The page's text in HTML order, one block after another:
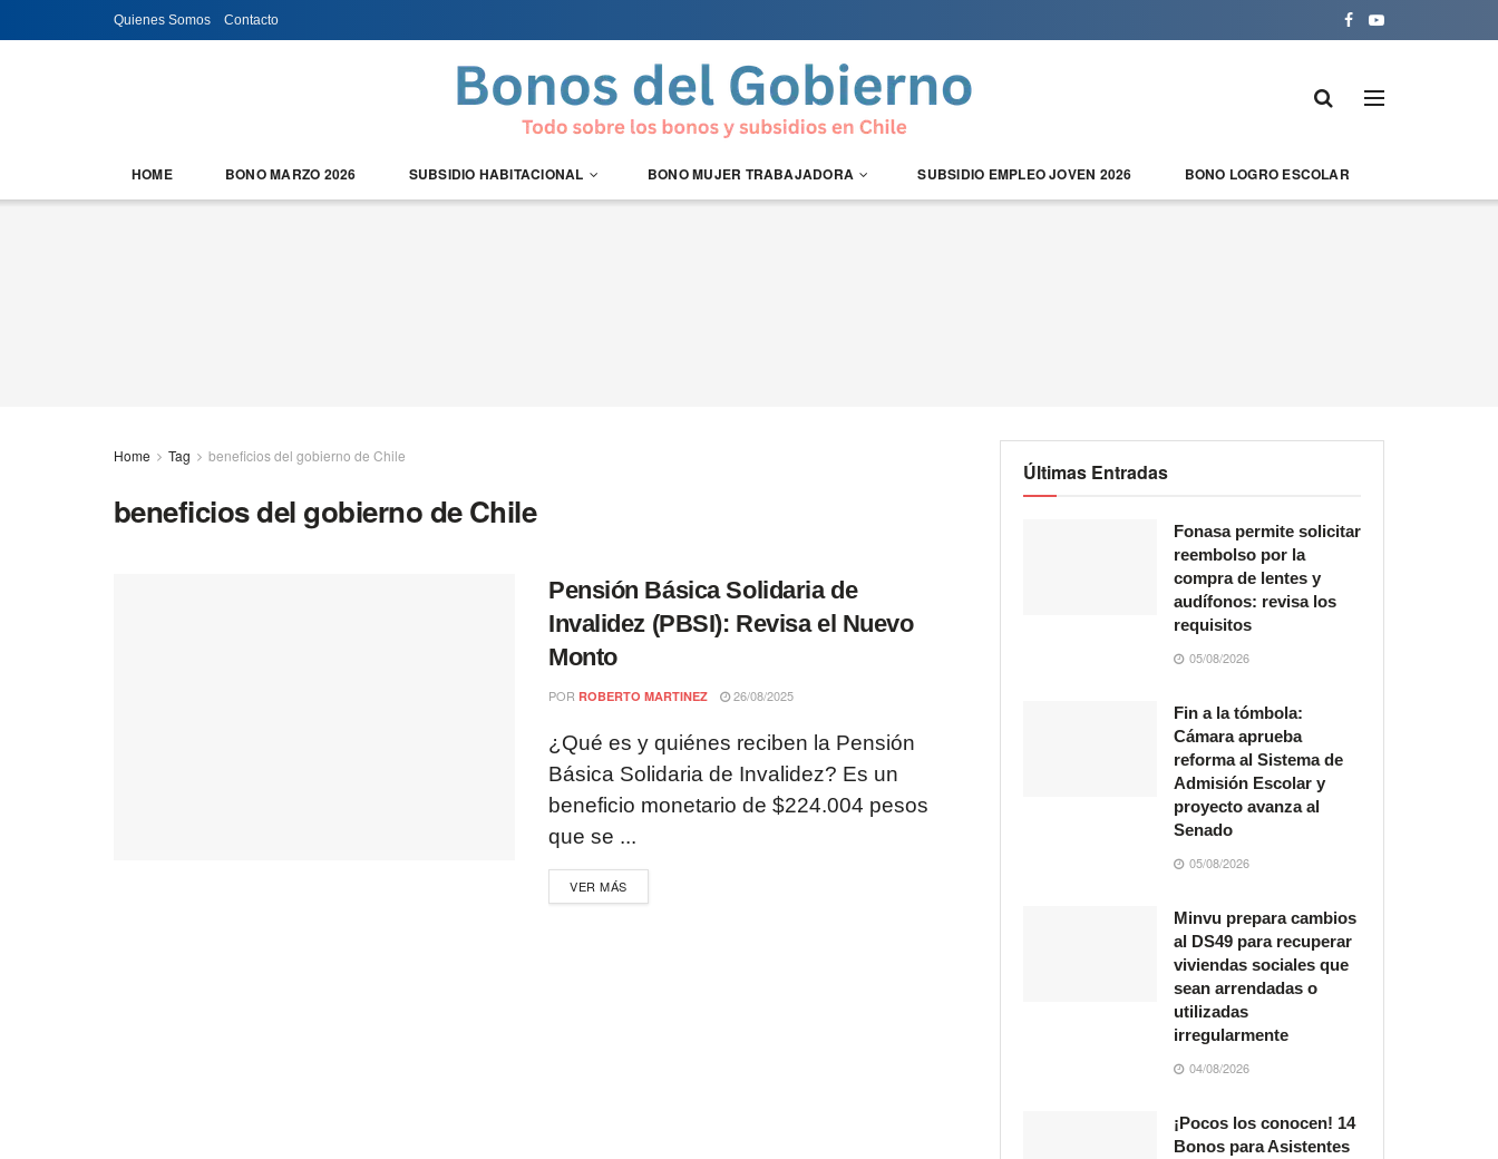
Quienes Somos Contacto
HOME BONO MARZO 2026 SUBSIDIO HABITACIONAL BONO MUJER TRABAJADORA SUBSIDIO EMPLEO JOVEN 2026 BONO LOGRO ESCOLAR
Home Tag beneficios del gobierno de Chile
beneficios del gobierno de Chile
Pensión Básica Solidaria de
Invalidez (PBSI): Revisa el Nuevo
Monto
POR ROBERTO MARTINEZ 26/08/2025
¿Qué es y quiénes reciben la Pensión
Básica Solidaria de Invalidez? Es un
beneficio monetario de $224.004 pesos
que se ...
VER MÁS
Últimas Entradas
Fonasa permite solicitar
reembolso por la
compra de lentes y
audífonos: revisa los
requisitos
05/08/2026
Fin a la tómbola:
Cámara aprueba
reforma al Sistema de
Admisión Escolar y
proyecto avanza al
Senado
05/08/2026
Minvu prepara cambios
al DS49 para recuperar
viviendas sociales que
sean arrendadas o
utilizadas
irregularmente
04/08/2026
¡Pocos los conocen! 14
Bonos para Asistentes